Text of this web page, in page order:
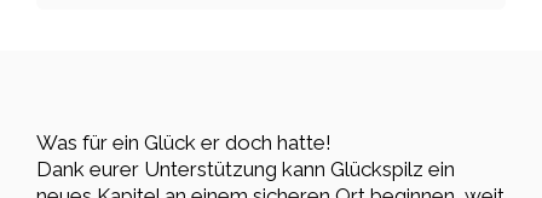
Was für ein Glück er doch hatte!
Dank eurer Unterstützung kann Glückspilz ein